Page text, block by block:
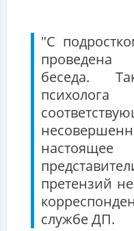
"С
проведена
беседа.
претензий
службе ДП.